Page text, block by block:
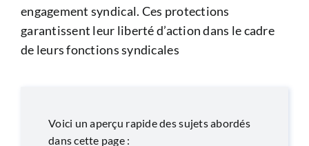
Voici un aperçu rapide des sujets abordés
dans cette page :
engagement syndical. Ces protections
garantissent leur liberté d’action dans le cadre
de leurs fonctions syndicales